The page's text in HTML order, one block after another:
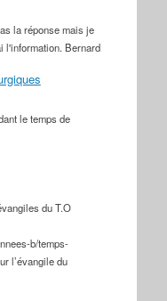
la réponse mais je
l'information. Bernard
le temps de
du T.O
b/temps-
l’évangile du